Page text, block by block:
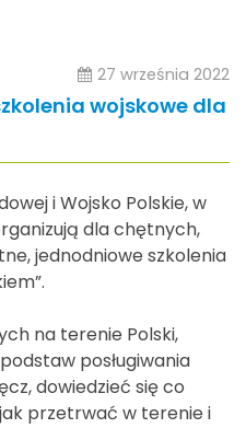
27 września 2022
wojskowe dla
i Wojsko Polskie, w
dla chętnych,
jednodniowe szkolenia
na terenie Polski,
posługiwania
dowiedzieć się co
przetrwać w terenie i